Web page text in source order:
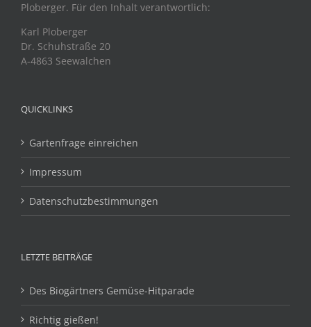
Ploberger. Für den Inhalt verantwortlich:
Karl Ploberger
Dr. Schuhstraße 20
A-4863 Seewalchen
QUICKLINKS
Gartenfrage einreichen
Impressum
Datenschutzbestimmungen
LETZTE BEITRÄGE
Des Biogärtners Gemüse-Hitparade
Richtig gießen!